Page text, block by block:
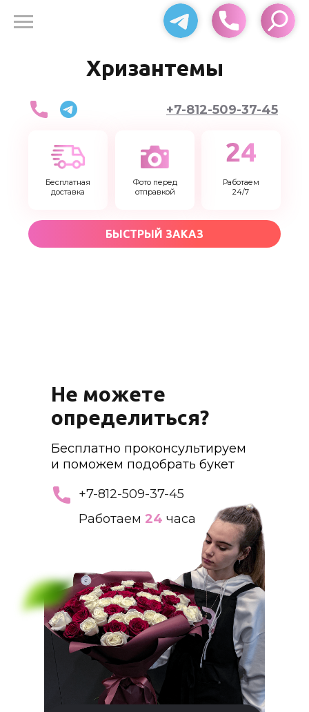
Доставка цветов 24
Хризантемы
Фото перед
отправкой
Бесплатная
доставка
+7-812-509-37-45
БЫСТРЫЙ ЗАКАЗ
Работаем
24/7
Не можете
определиться?
Работаем 24 часа
+7-812-509-37-45
Бесплатно проконсультируем
и поможем подобрать букет